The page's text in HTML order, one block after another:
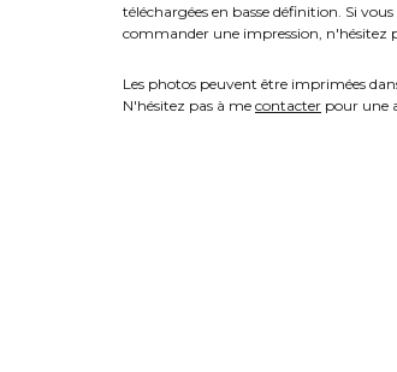
téléchargées en basse définition. Si
commander une impression, n'hésitez
Les photos peuvent être imprimées
N'hésitez pas à me contacter pour une